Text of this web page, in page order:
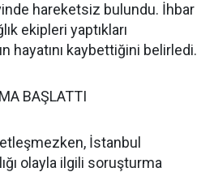
hareketsiz bulundu. İhbar
ekipleri yaptıkları
hayatını kaybettiğini belirledi.
BAŞLATTI
İstanbul
olayla ilgili soruşturma